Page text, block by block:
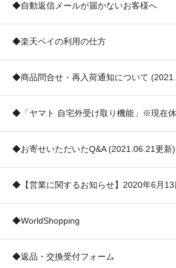
◆自動返信メールが届かないお客様へ
◆楽天ペイの利用の仕方
◆商品問合せ・再入荷通知について
◆「ヤマト 自宅外受け取り機能」※現在
◆お寄せいただいたQ&A (2021.06.21更新)
◆【営業に関するお知らせ】2020年6月13
◆WorldShopping
◆返品・交換受付フォーム